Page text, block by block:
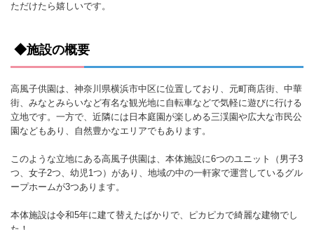
ただけたら嬉しいです。
◆施設の概要
高風子供園は、神奈川県横浜市中区に位置しており、元町商店街、中華
街、みなとみらいなど有名な観光地に自転車などで気軽に遊びに行ける
立地です。一方で、近隣には日本庭園が楽しめる三渓園や広大な市民公
園などもあり、自然豊かなエリアでもあります。
このような立地にある高風子供園は、本体施設に6つのユニット（男子3
つ、女子2つ、幼児1つ）があり、地域の中の一軒家で運営しているグル
ープホームが3つあります。
本体施設は令和5年に建て替えたばかりで、ピカピカで綺麗な建物でし